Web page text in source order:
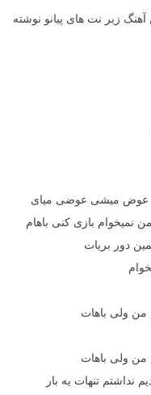
زیر نت های پیانو نوشته
عوض میشی عوضی میای
بازی کنی باهام
دور بریات
من ولی باهات
من ولی باهات
نداشتم تنهات یه بار